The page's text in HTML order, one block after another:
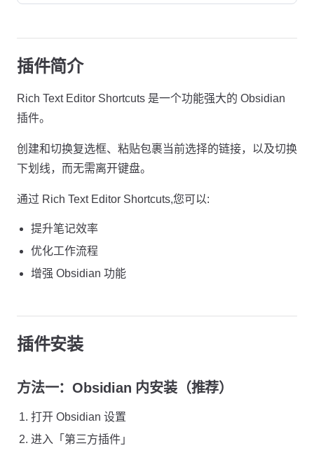
插件简介
Rich Text Editor Shortcuts 是一个功能强大的 Obsidian
插件。
创建和切换复选框、粘贴包裹当前选择的链接，以及切换
下划线，而无需离开键盘。
通过 Rich Text Editor Shortcuts,您可以:
提升笔记效率
优化工作流程
增强 Obsidian 功能
插件安装
方法一：Obsidian 内安装（推荐）
打开 Obsidian 设置
进入「第三方插件」